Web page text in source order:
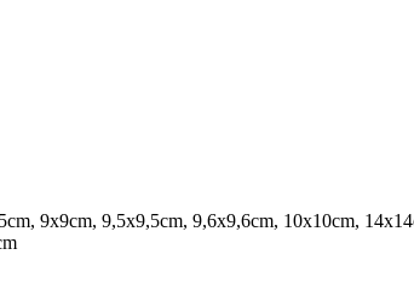
9x9cm, 9,5x9,5cm, 9,6x9,6cm, 10x10cm,